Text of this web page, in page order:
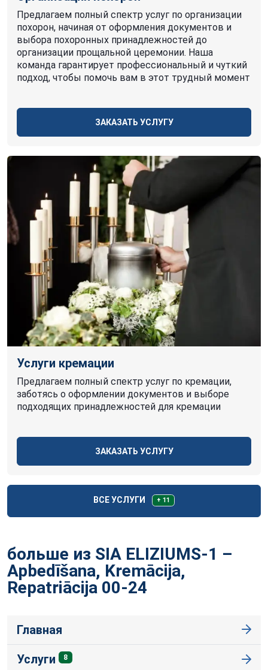
Предлагаем полный спектр услуг по организации
похорон, начиная от оформления документов и
выбора похоронных принадлежностей до
организации прощальной церемонии. Наша
команда гарантирует профессиональный и чуткий
подход, чтобы помочь вам в этот трудный момент
ЗАКАЗАТЬ УСЛУГУ
Услуги кремации
Предлагаем полный спектр услуг по кремации,
заботясь о оформлении документов и выборе
подходящих принадлежностей для кремации
ЗАКАЗАТЬ УСЛУГУ
ВСЕ УСЛУГИ + 11
больше из SIA ELIZIUMS-1 –
Apbedīšana, Kremācija,
Repatriācija 00-24
Главная
Услуги 8